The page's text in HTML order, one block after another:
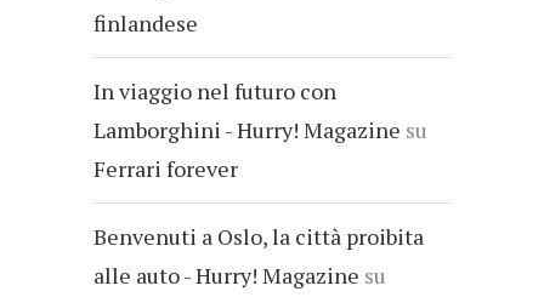
finlandese
In viaggio nel futuro con
Lamborghini - Hurry! Magazine su
Ferrari forever
Benvenuti a Oslo, la città proibita
alle auto - Hurry! Magazine su